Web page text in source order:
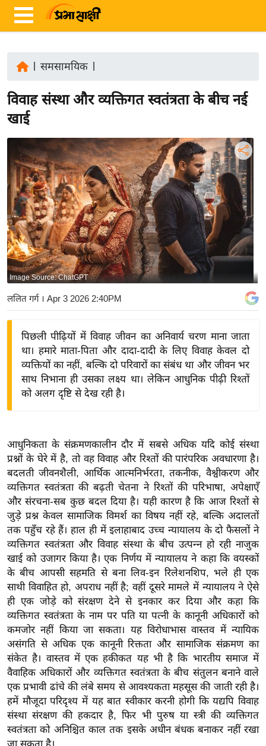
ज़ा
ख
रा
ष्ट्री
य
अं
त
र्रा
ष्ट्री
य
बि
ज़
द्यो
त
वि
शे
ष
ज्ञ
रा
य
ब
ज
ट
खे
ल
क्रि
के
ट
I
P
L
2
समसामयिक
विवाह संस्था और व्यक्तिगत स्वतंत्रता के बीच नई
खाई
Image Source: ChatGPT
ललित गर्ग। Apr 3 2026 2:40PM
पिछली पीढ़ियों में विवाह जीवन का अनिवार्य चरण माना जाता
था। हमारे माता-पिता और दादा-दादी के लिए विवाह केवल दो
व्यक्तियों का नहीं, बल्कि दो परिवारों का संबंध था और जीवन भर
साथ निभाना ही उसका लक्ष्य था। लेकिन आधुनिक पीढ़ी रिश्तों
को अलग दृष्टि से देख रही है।
आधुनिकता के संक्रमणकालीन दौर में सबसे अधिक यदि कोई संस्था
प्रश्नों के घेरे में है, तो वह विवाह और रिश्तों की पारंपरिक अवधारणा है।
बदलती जीवनशैली, आर्थिक आत्मनिर्भरता, तकनीक, वैश्वीकरण और
व्यक्तिगत स्वतंत्रता की बढ़ती चेतना ने रिश्तों की परिभाषा, अपेक्षाएँ
और संरचना-सब कुछ बदल दिया है। यही कारण है कि आज रिश्तों से
जुड़े प्रश्न केवल सामाजिक विमर्श का विषय नहीं रहे, बल्कि अदालतों
तक पहुँच रहे हैं। हाल ही में इलाहाबाद उच्च न्यायालय के दो फैसलों ने
व्यक्तिगत स्वतंत्रता और विवाह संस्था के बीच उत्पन्न हो रही नाजुक
खाई को उजागर किया है। एक निर्णय में न्यायालय ने कहा कि वयस्कों
के बीच आपसी सहमति से बना लिव-इन रिलेशनशिप, भले ही एक
साथी विवाहित हो, अपराध नहीं है; वहीं दूसरे मामले में न्यायालय ने ऐसे
ही एक जोड़े को संरक्षण देने से इनकार कर दिया और कहा कि
व्यक्तिगत स्वतंत्रता के नाम पर पति या पत्नी के कानूनी अधिकारों को
कमजोर नहीं किया जा सकता। यह विरोधाभास वास्तव में न्यायिक
असंगति से अधिक एक कानूनी रिक्तता और सामाजिक संक्रमण का
संकेत है। वास्तव में एक हकीकत यह भी है कि भारतीय समाज में
वैवाहिक अधिकारों और व्यक्तिगत स्वतंत्रता के बीच संतुलन बनाने वाले
एक प्रभावी ढांचे की लंबे समय से आवश्यकता महसूस की जाती रही है।
हमें मौजूदा परिदृश्य में यह बात स्वीकार करनी होगी कि यद्यपि विवाह
संस्था संरक्षण की हकदार है, फिर भी पुरुष या स्त्री की व्यक्तिगत
स्वतंत्रता को अनिश्चित काल तक इसके अधीन बंधक बनाकर नहीं रखा